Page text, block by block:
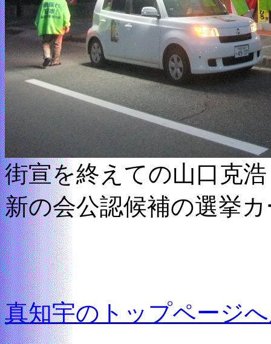
街宣を終えての山口克
新の会公認候補の選挙
真知宇のトップページ